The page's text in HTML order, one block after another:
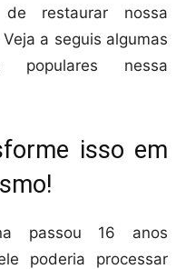
restaurar nossa
a seguis algumas
populares nessa
isso em
passou 16 anos
poderia processar